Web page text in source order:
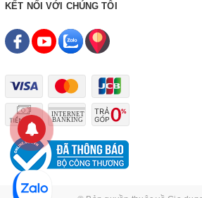
KẾT NỐI VỚI CHÚNG TÔI